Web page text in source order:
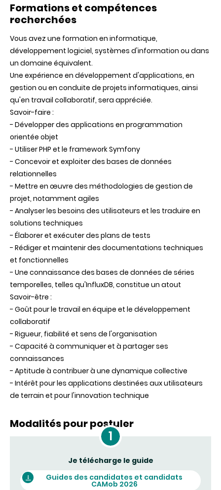
Formations et compétences
recherchées
Vous avez une formation en informatique,
développement logiciel, systèmes d'information ou dans
un domaine équivalent.
Une expérience en développement d'applications, en
gestion ou en conduite de projets informatiques, ainsi
qu'en travail collaboratif, sera appréciée.
Savoir-faire :
- Développer des applications en programmation
orientée objet
- Utiliser PHP et le framework Symfony
- Concevoir et exploiter des bases de données
relationnelles
- Mettre en œuvre des méthodologies de gestion de
projet, notamment agiles
- Analyser les besoins des utilisateurs et les traduire en
solutions techniques
- Élaborer et exécuter des plans de tests
- Rédiger et maintenir des documentations techniques
et fonctionnelles
- Une connaissance des bases de données de séries
temporelles, telles qu'InfluxDB, constitue un atout
Savoir-être :
- Goût pour le travail en équipe et le développement
collaboratif
- Rigueur, fiabilité et sens de l'organisation
- Capacité à communiquer et à partager ses
connaissances
- Aptitude à contribuer à une dynamique collective
- Intérêt pour les applications destinées aux utilisateurs
de terrain et pour l'innovation technique
Modalités pour postuler
Je télécharge le guide
Guides des candidates et candidats
CAMob 2026